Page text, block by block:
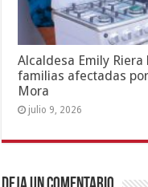
Alcaldesa Emily
familias afectadas
Mora
julio 9, 2026